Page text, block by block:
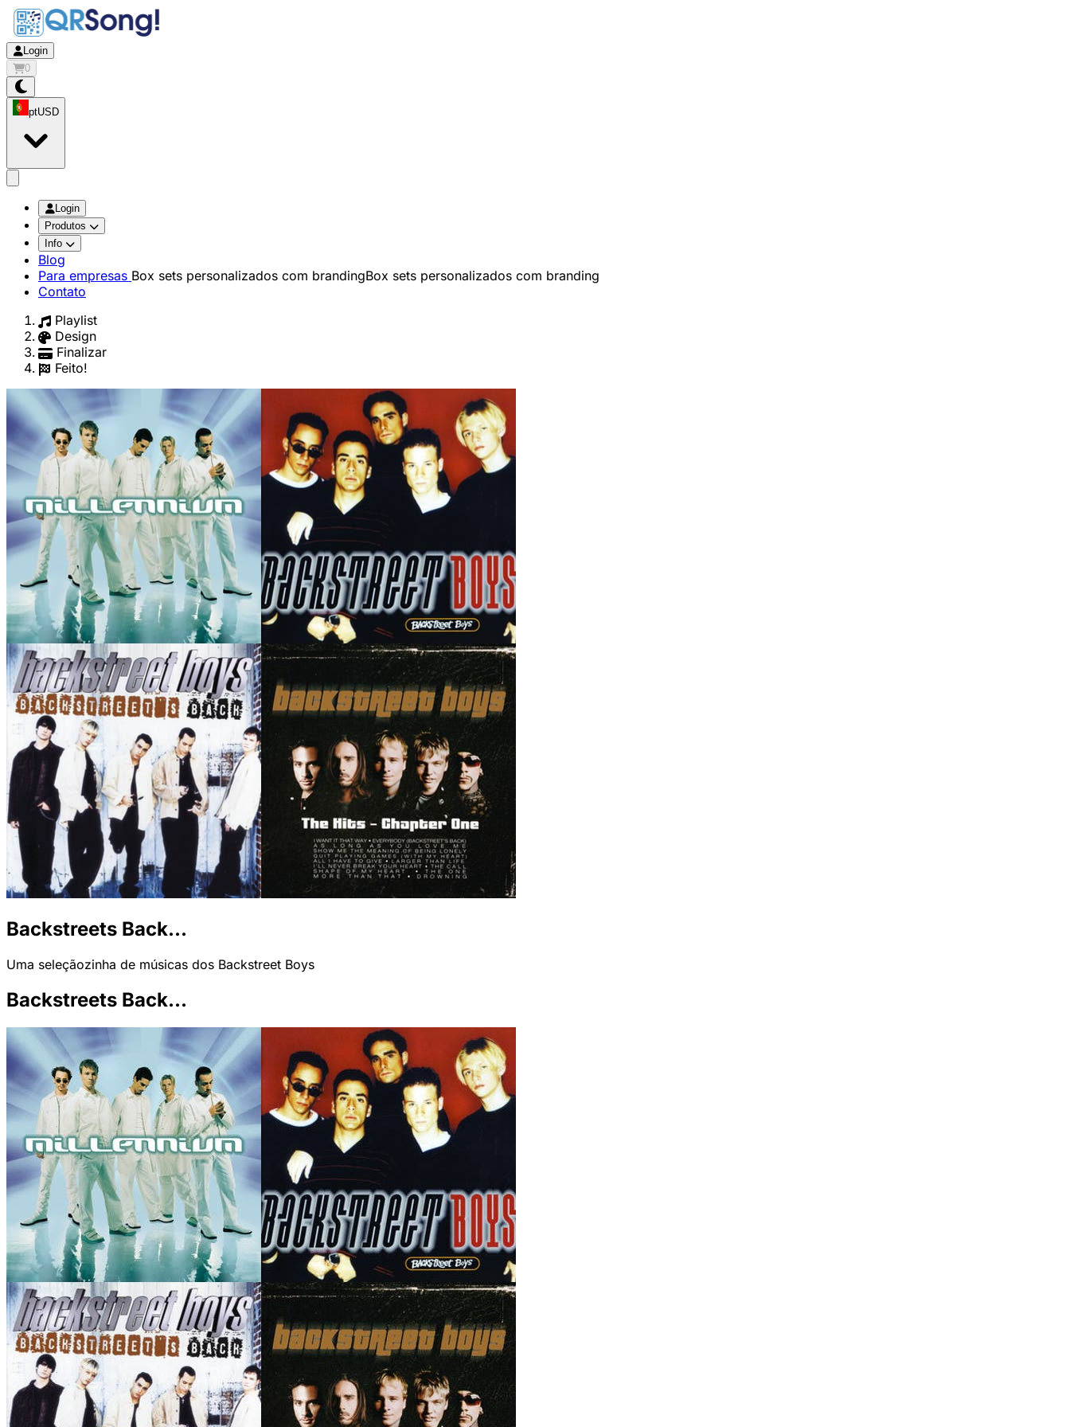
Login
0
ptUSD
Login
Produtos
Info
Blog
Para empresas Box sets personalizados com brandingBox sets personalizados com branding
Contato
Playlist
Design
Finalizar
Feito!
Backstreets Back...
Uma seleçãozinha de músicas dos Backstreet Boys
Backstreets Back...